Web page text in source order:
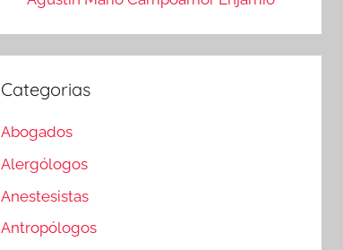
Categorias
Abogados
Alergólogos
Anestesistas
Antropólogos